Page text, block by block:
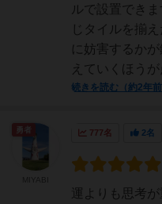
ルで設置でき
じタイルを揃
に妨害するか
えていくほう
続きを読む（約2年前
777名 2名
運よりも思考
勇者